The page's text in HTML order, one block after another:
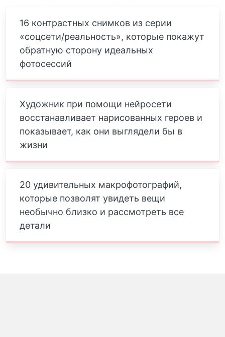
16 контрастных снимков из серии
«соцсети/реальность», которые покажут
обратную сторону идеальных
фотосессий
Художник при помощи нейросети
восстанавливает нарисованных героев и
показывает, как они выглядели бы в
жизни
20 удивительных макрофотографий,
которые позволят увидеть вещи
необычно близко и рассмотреть все
детали